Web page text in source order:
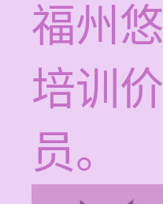
福州
培训
员。